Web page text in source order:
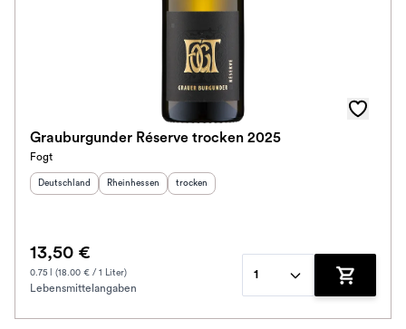
Grauburgunder Réserve trocken 2025
Fogt
Herkunftsland
Deutschland Herkunftsregion :
Rheinhessen Geschmack
trocken
13,50 €
0.75 l (18.00 € / 1 Liter)
Lebensmittelangaben
1
Zum